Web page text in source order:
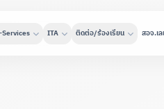
Services ITA ติดต่อ/ร้องเรียน สอจ.เ